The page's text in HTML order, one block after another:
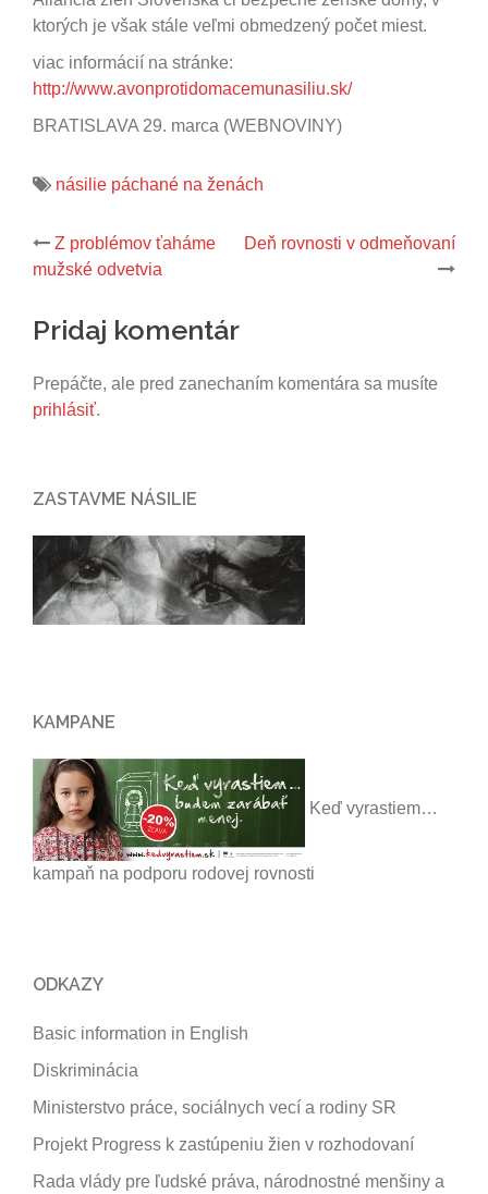
ktorých je však stále veľmi obmedzený počet miest.
viac informácií na stránke:
http://www.avonprotidomacemunasiliu.sk/
BRATISLAVA 29. marca (WEBNOVINY)
násilie páchané na ženách
Post
navigation
Z problémov ťaháme
mužské odvetvia
Deň rovnosti v odmeňovaní
Pridaj komentár
Prepáčte, ale pred zanechaním komentára sa musíte
prihlásiť.
ZASTAVME NÁSILIE
KAMPANE
Keď vyrastiem…
kampaň na podporu rodovej rovnosti
ODKAZY
Basic information in English
Diskriminácia
Ministerstvo práce, sociálnych vecí a rodiny SR
Projekt Progress k zastúpeniu žien v rozhodovaní
Rada vlády pre ľudské práva, národnostné menšiny a